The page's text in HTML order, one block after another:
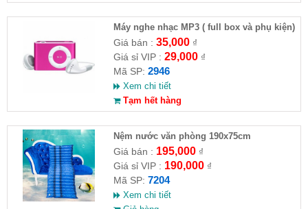
Máy nghe nhạc MP3 ( full box và phụ kiện)
Giá bán : 35,000₫
Giá sỉ VIP : 29,000₫
Mã SP: 2946
Xem chi tiết
Tạm hết hàng
Nệm nước văn phòng 190x75cm
Giá bán : 195,000₫
Giá sỉ VIP : 190,000₫
Mã SP: 7204
Xem chi tiết